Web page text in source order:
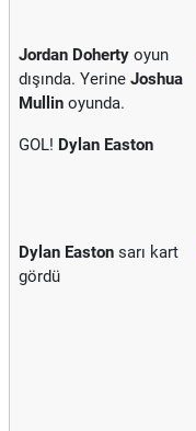
Jordan Doherty oyun
dışında. Yerine Joshua
Mullin oyunda.
GOL! Dylan Easton
Dylan Easton sarı kart
gördü